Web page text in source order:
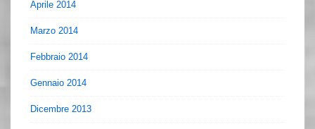
Aprile 2014
Marzo 2014
Febbraio 2014
Gennaio 2014
Dicembre 2013